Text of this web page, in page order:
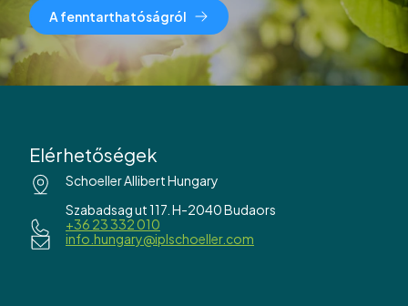
A fenntarthatóságról
Elérhetőségek
Schoeller Allibert Hungary
Szabadsag ut 117. H-2040 Budaors
+36 23 332 010
info.hungary@iplschoeller.com